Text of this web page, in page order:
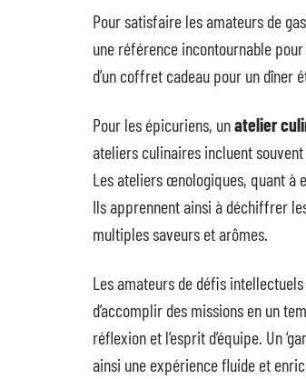
Pour satisfaire les amateurs de
une référence incontournable
d’un coffret cadeau pour un dîner
Pour les épicuriens, unatelier
ateliers culinaires incluent
Les ateliers œnologiques, quant à
Ils apprennent ainsi à déchiffrer
multiples saveurs et arômes.
Les amateurs de défis
d’accomplir des missions en un
réflexion et l’esprit d’équipe. Un
ainsi une expérience fluide et